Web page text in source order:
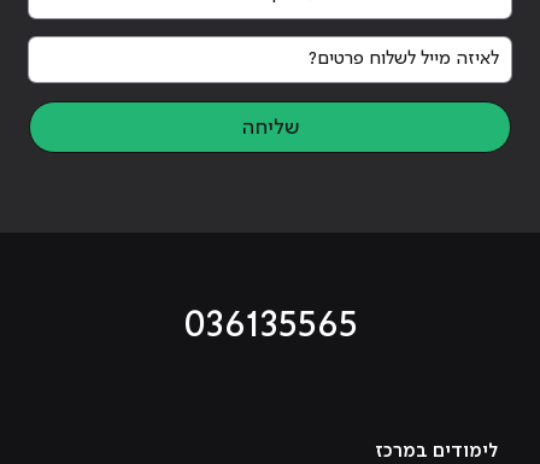
לאיזה מייל לשלוח פרטים?
שליחה
036135565
לימודים במרכז